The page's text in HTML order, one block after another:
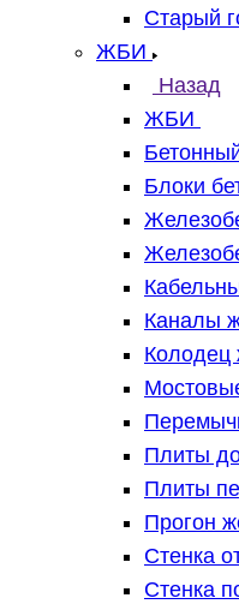
Старый
ЖБИ
Назад
ЖБИ
Блоки
Каналы
Колодец
Плиты
Плиты
Прогон
Стенка
Стенка